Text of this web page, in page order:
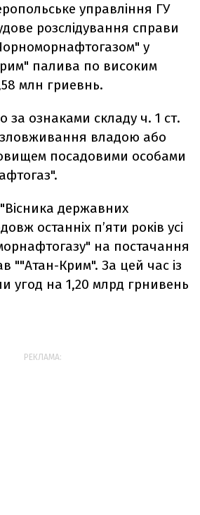
управління ГУ
розслідування справи
у
палива по високим
млн гриевнь.
за ознаками складу ч. 1 ст.
зловживання владою або
посадовими особами
державних
останніх п’яти років усі
на постачання
""Атан-Крим". За цей час із
угод на 1,20 млрд грнивень
РЕКЛАМА: